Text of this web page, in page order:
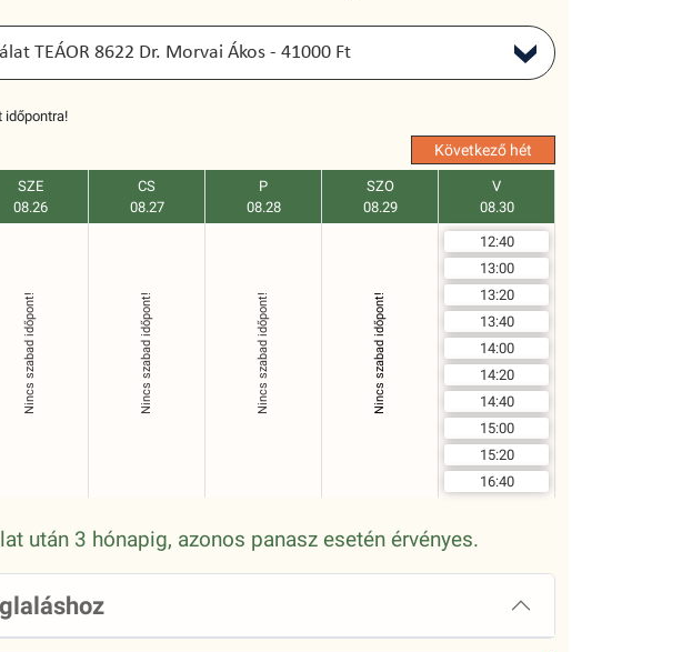
időpontra!
Következő hét
SZE
08.26
Nincs szabad időpont!
CS
08.27
Nincs szabad időpont!
P
08.28
Nincs szabad időpont!
SZO
08.29
Nincs szabad időpont!
V
08.30
12:40
13:00
13:20
13:40
14:00
14:20
14:40
15:00
15:20
16:40
után 3 hónapig, azonos panasz esetén érvényes.